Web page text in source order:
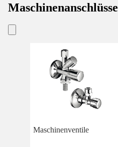
Maschinenanschlüsse
Maschinenventile